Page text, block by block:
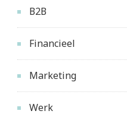
B2B
Financieel
Marketing
Werk